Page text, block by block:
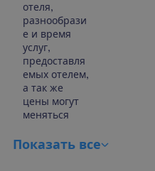
отеля,
разнообрази
е и время
услуг,
предоставля
емых отелем,
а так же
цены могут
меняться
Показать все